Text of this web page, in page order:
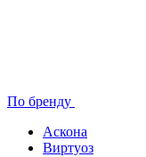
По бренду
Аскона
Виртуоз